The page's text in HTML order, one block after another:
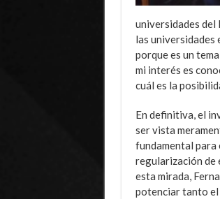
universidades del
las universidades
porque es un
mi interés es
cuál es la
En definitiva, el
ser vista
fundamental
regularización de
esta mirada,
potenciar tanto el